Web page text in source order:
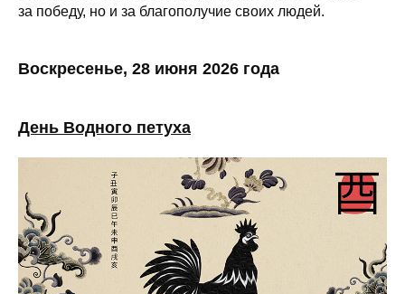
за победу, но и за благополучие своих людей.
Воскресенье, 28 июня 2026 года
День Водного петуха